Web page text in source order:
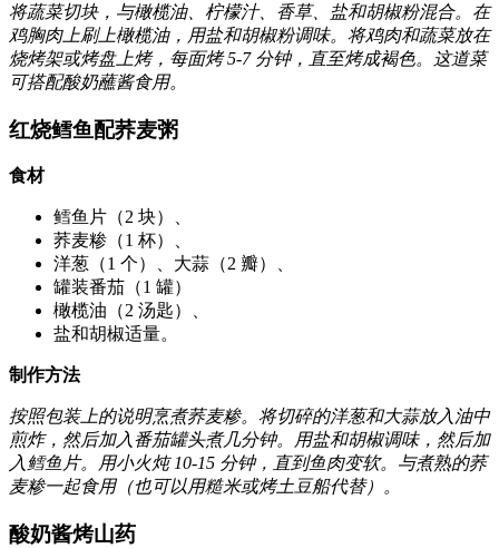
将蔬菜切块，与橄榄油、柠檬汁、香草、盐和胡椒粉混合。在
鸡胸肉上刷上橄榄油，用盐和胡椒粉调味。将鸡肉和蔬菜放在
烧烤架或烤盘上烤，每面烤 5-7 分钟，直至烤成褐色。这道菜
可搭配酸奶蘸酱食用。
红烧鳕鱼配荞麦粥
食材
鳕鱼片（2 块）、
荞麦糁（1 杯）、
洋葱（1 个）、大蒜（2 瓣）、
罐装番茄（1 罐）
橄榄油（2 汤匙）、
盐和胡椒适量。
制作方法
按照包装上的说明烹煮荞麦糁。将切碎的洋葱和大蒜放入油中
煎炸，然后加入番茄罐头煮几分钟。用盐和胡椒调味，然后加
入鳕鱼片。用小火炖 10-15 分钟，直到鱼肉变软。与煮熟的荞
麦糁一起食用（也可以用糙米或烤土豆船代替）。
酸奶酱烤山药